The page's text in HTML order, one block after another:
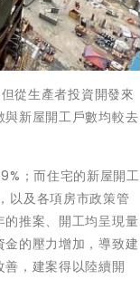
從生產者投資開發來
新屋開工戶數均較去
；而住宅的新屋開工
以及各項房市政策管
推案、開工均呈現量
的壓力增加，導致建
，建案得以陸續開